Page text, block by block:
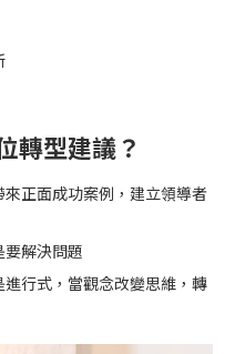
轉型建議？
正面成功案例，建立領導者
解決問題
行式，當觀念改變思維，轉